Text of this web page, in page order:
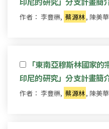
作者： 李豐楙, 蔡源林, 陳美
「東南亞穆斯林國家
印尼的研究」分支計畫簡
作者： 李豐楙, 蔡源林, 陳美